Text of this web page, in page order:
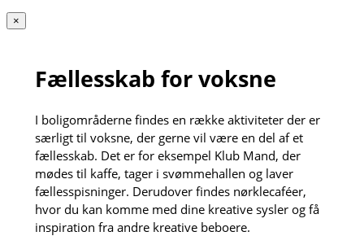
×
Fællesskab for voksne
I boligområderne findes en række aktiviteter der er
særligt til voksne, der gerne vil være en del af et
fællesskab. Det er for eksempel Klub Mand, der
mødes til kaffe, tager i svømmehallen og laver
fællesspisninger. Derudover findes nørklecaféer,
hvor du kan komme med dine kreative sysler og få
inspiration fra andre kreative beboere.